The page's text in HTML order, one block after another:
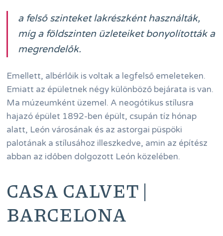
a felső szinteket lakrészként használták,
míg a földszinten üzleteiket bonyolították a
megrendelők.
Emellett, albérlőik is voltak a legfelső emeleteken.
Emiatt az épületnek négy különböző bejárata is van.
Ma múzeumként üzemel. A neogótikus stílusra
hajazó épület 1892-ben épült, csupán tíz hónap
alatt, León városának és az astorgai püspöki
palotának a stílusához illeszkedve, amin az építész
abban az időben dolgozott León közelében.
CASA CALVET |
BARCELONA